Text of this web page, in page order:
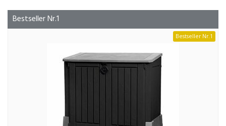
Bestseller Nr.1
Bestseller Nr.1